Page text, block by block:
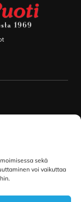
sekä
voi vaikuttaa